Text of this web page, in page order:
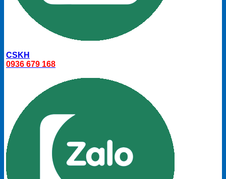
CSKH
0936 679 168